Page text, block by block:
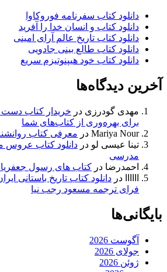
دانلود کتاب سفرنامه فوروکاوا
دانلود کتاب و انسان خدا را آفرید
دانلود کتاب تاریخ عالم آرای امینی
دانلود کتاب طالع بینی جادویی
دانلود کتاب خود هیپنوتیزم سریع
آخرین دیدگاه‌ها
مهدی گودرزی در خریدار کتاب دست
برای بهره‌وری از کتاب‌های شما
Mariya Nour در معرفی کتاب
تینا عیسی لو در دانلود کتاب عروس
مدرسی
احمدرضا در کتاب های رسول
در دانلود کتاب تاریخ باستانی
فرای ترجمه مسعود رجب نیا
بایگانی‌ها
آگوست 2026
جولای 2026
ژوئن 2026